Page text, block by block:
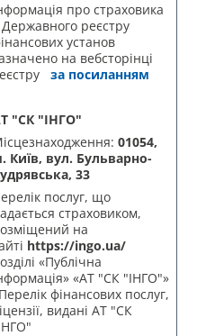
про страховика
реєстру
установ
на вебсторінці
за посиланням
"СК "ІНГО"
01054,
Київ, вул. Бульварно-
33
послуг, що
страховиком,
на
https://ingo.ua/
«Публічна
«АТ "СК "ІНГО"»
фінансових послуг,
видані АТ "СК